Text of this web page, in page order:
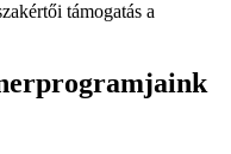
támogatás a